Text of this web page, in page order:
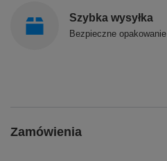
Szybka wysyłka
Bezpieczne opakowanie
Zamówienia